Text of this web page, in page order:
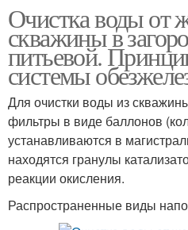
Очистка воды от
скважины в
питьевой.
системы
Для очистки воды из
фильтры в виде баллонов
устанавливаются в
находятся гранулы
реакции окисления.
Распространенные виды